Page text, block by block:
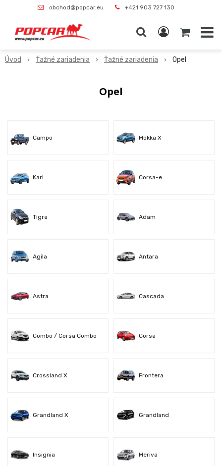
obchod@popcar.eu +421 903 727 130
Úvod Ťažné zariadenia Ťažné zariadenia Opel
Opel
Campo Mokka X
Karl Corsa-e
Tigra Adam
Agila Antara
Astra Cascada
Combo / Corsa Combo Corsa
Crossland X Frontera
Grandland X Grandland
Insignia Meriva